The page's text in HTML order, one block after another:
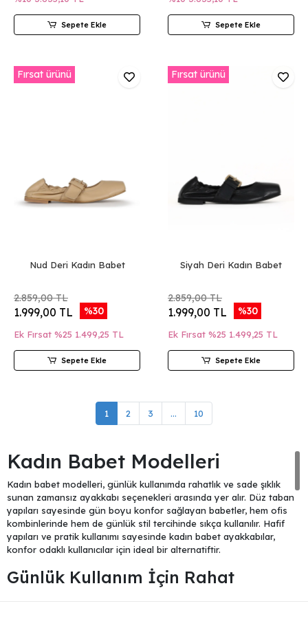
Sepete Ekle Sepete Ekle
Fırsat ürünü
Nud Deri Kadın Babet
2.859,00 TL
1.999,00 TL %30
Ek Fırsat %25 1.499,25 TL
Sepete Ekle
Fırsat ürünü
Siyah Deri Kadın Babet
2.859,00 TL
1.999,00 TL %30
Ek Fırsat %25 1.499,25 TL
Sepete Ekle
1 2 3 ... 10
Kadın Babet Modelleri
Kadın babet modelleri, günlük kullanımda rahatlık ve sade şıklık
sunan zamansız ayakkabı seçenekleri arasında yer alır. Düz taban
yapıları sayesinde gün boyu konfor sağlayan babetler, hem ofis
kombinlerinde hem de günlük stil tercihinde sıkça kullanılır. Hafif
yapıları ve pratik kullanımı sayesinde kadın babet ayakkabılar,
konfor odaklı kullanıcılar için ideal bir alternatiftir.
Günlük Kullanım İçin Rahat